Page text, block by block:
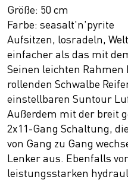
Größe: 50 cm
Farbe: seasalt'n'pyrite
Aufsitzen, losradeln,
einfacher als das mit
Seinen leichten
rollenden Schwalbe
einstellbaren Suntour
Außerdem mit der breit
2x11-Gang Schaltung,
von Gang zu Gang
Lenker aus. Ebenfalls
leistungsstarken